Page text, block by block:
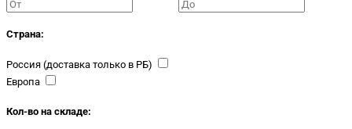
Страна:
Россия (доставка только в РБ)
Европа
Кол-во на складе: